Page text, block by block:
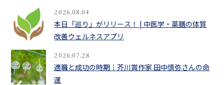
2026.08.04
本日「巡り」がリリース！ | 中医学・薬膳の体質
改善ウェルネスアプリ
2026.07.28
適職と成功の時期｜芥川賞作家 田中慎弥さんの命
運